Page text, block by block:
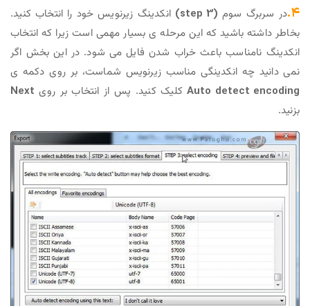
۴. در سربرگ سوم (step 3)
انکدینگ زیرنویس خود را انتخاب کنید.
بخاطر داشته باشید که این مرحله ی بسیار مهمی است زیرا که انتخاب
انکدینگ نامناسب باعث خراب شدن فایل می شود. در این بخش اگر
نمی دانید چه انکدینگی مناسب زیرنویس شماست، بر روی دکمه ی
Auto detect encodingکلیک کنید. پس از انتخاب بر روی Next
بزنید.